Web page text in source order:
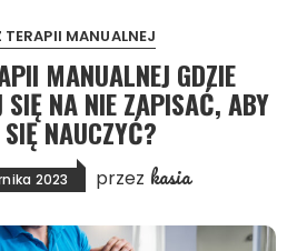
TERAPII MANUALNEJ
MANUALNEJ GDZIE
SIĘ NA NIE ZAPISAĆ, ABY
NAUCZYĆ?
2023 przez kasia